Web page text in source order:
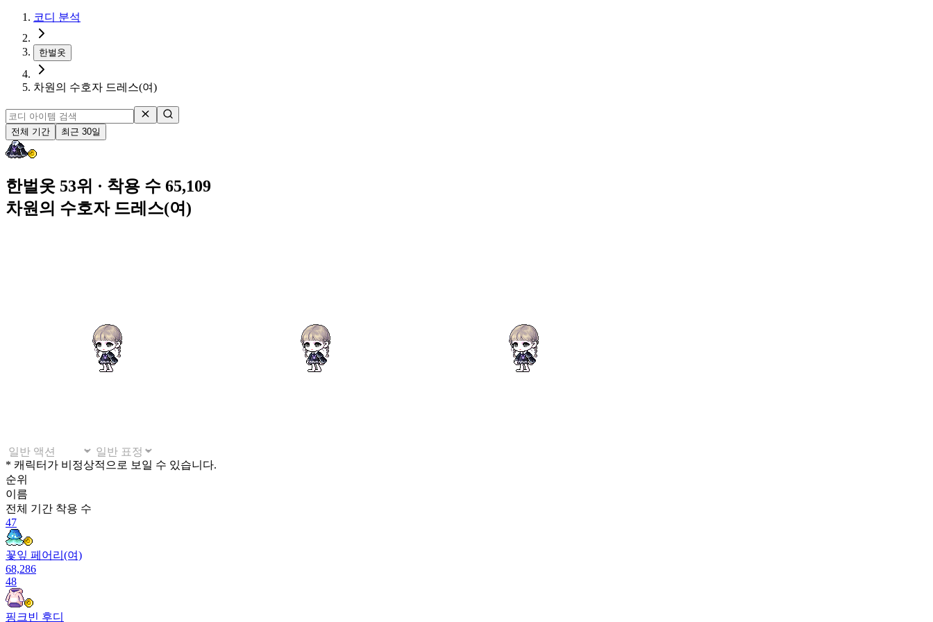
코디 분석
한벌옷
차원의 수호자 드레스(여)
전체 기간 최근 30일
한벌옷 53위 · 착용 수 65,109
차원의 수호자 드레스(여)
* 캐릭터가 비정상적으로 보일 수 있습니다.
순위
이름
전체 기간 착용 수
47
꽃잎 페어리(여)
68,286
48
핑크빈 후디